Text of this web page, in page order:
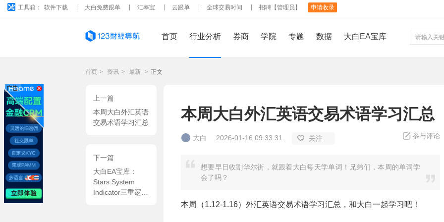
工具箱： 软件下载 大白免费跟单 汇率宝 云跟单 全球交易时间 招聘【管理员】 申请收录
首页 行业分析 券商 学院 专题 数据 大白EA宝库
首页 > 资讯 > 最新 > 正文
上一篇
本周大白外汇英语
交易术语学习汇总
下一篇
大白EA宝库：
Stars System
Indicator三重逻辑
本周大白外汇英语交易术语学习汇总
大白 2026-01-16 09:33:31 关注 参与评论
想要早日收割华尔街，就跟着大白每天学单词！兄弟们，本周的单词学
会了吗？
本周（1.12-1.16）外汇英语交易术语学习汇总，和大白一起学习吧！
广告